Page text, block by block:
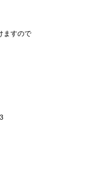
ますので